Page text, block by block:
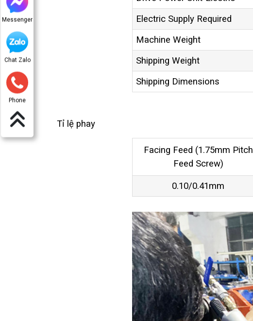
Messenger
Chat Zalo
Phone
Electric Supply Required
Machine Weight
Shipping Weight
Shipping Dimensions
Tỉ lệ phay
Facing Feed (1.75mm Pitch
Feed Screw)
0.10/0.41mm